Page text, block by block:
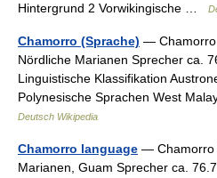
Hintergrund 2 Vorwikingische …
Chamorro (Sprache) — Chamorro
Nördliche Marianen Sprecher ca.
Linguistische Klassifikation
Polynesische Sprachen West
Deutsch Wikipedia
Chamorro language — Chamorro
Marianen, Guam Sprecher ca.